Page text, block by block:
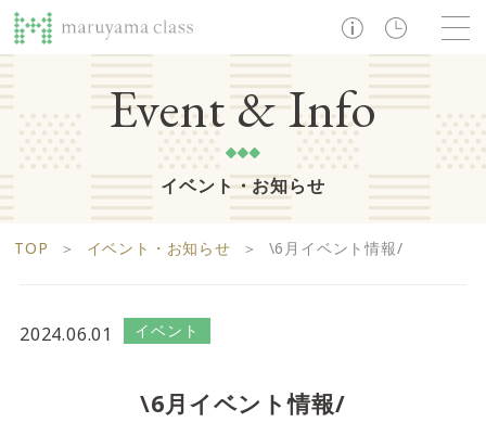
TOP
ショップ レストラン・カフェ ショップニュース
検索
Life support floor
ライフサポートフロア
営業時間 10:00 ~ 20:00
Food boutique floor
Event & Info
イベント・お知らせ
TOP ＞ イベント・お知らせ ＞ \6月イベント情報/
2024.06.01 イベント
\6月イベント情報/